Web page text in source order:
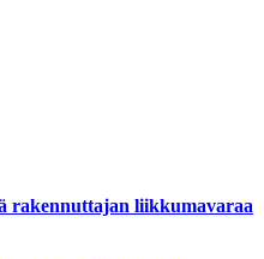
rakennuttajan liikkumavaraa